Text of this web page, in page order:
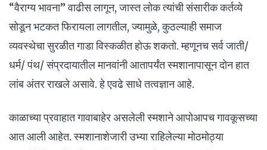
“वैराग्य भावना” वाढीस लागून, जास्त लोक त्यांची संसारीक कर्तव्ये
सोडून भटकत फिरायला लागतील, ज्यामुळे, कुठल्याही समाज
व्यवस्थेचा सुरळीत गाडा विस्कळीत होऊ शकतो. म्हणूनच सर्व जाती/
धर्म/ पंथ/ संप्रदायातील मानवांनी आतापर्यंत स्मशानापासून दोन हात
लांब अंतर राखले असावे. हे एवढे साधे तत्वज्ञान आहे.
काळाच्या प्रवाहात गावाबाहेर असलेली स्मशाने आपोआपच गावकूसच्या
आत आली आहेत. स्मशानाशेजारी उभ्या राहिलेल्या मोठमोठ्या